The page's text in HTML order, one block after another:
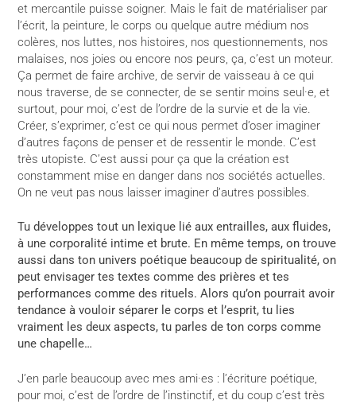
et mercantile puisse soigner. Mais le fait de matérialiser par
l’écrit, la peinture, le corps ou quelque autre médium nos
colères, nos luttes, nos histoires, nos questionnements, nos
malaises, nos joies ou encore nos peurs, ça, c’est un moteur.
Ça permet de faire archive, de servir de vaisseau à ce qui
nous traverse, de se connecter, de se sentir moins seul·e, et
surtout, pour moi, c’est de l’ordre de la survie et de la vie.
Créer, s’exprimer, c’est ce qui nous permet d’oser imaginer
d’autres façons de penser et de ressentir le monde. C’est
très utopiste. C’est aussi pour ça que la création est
constamment mise en danger dans nos sociétés actuelles.
On ne veut pas nous laisser imaginer d’autres possibles.
Tu développes tout un lexique lié aux entrailles, aux fluides,
à une corporalité intime et brute. En même temps, on trouve
aussi dans ton univers poétique beaucoup de spiritualité, on
peut envisager tes textes comme des prières et tes
performances comme des rituels. Alors qu’on pourrait avoir
tendance à vouloir séparer le corps et l’esprit, tu lies
vraiment les deux aspects, tu parles de ton corps comme
une chapelle…
J’en parle beaucoup avec mes ami·es : l’écriture poétique,
pour moi, c’est de l’ordre de l’instinctif, et du coup c’est très